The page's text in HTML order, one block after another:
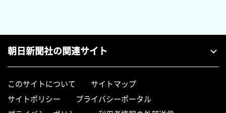
朝日新聞社の関連サイト
このサイトについて
サイトマップ
サイトポリシー
プライバシーポータル